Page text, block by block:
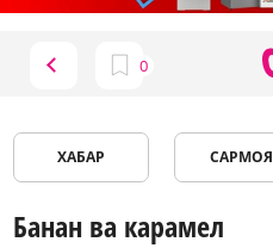
ХАБАР САРМОЯ
Банан ва карамел